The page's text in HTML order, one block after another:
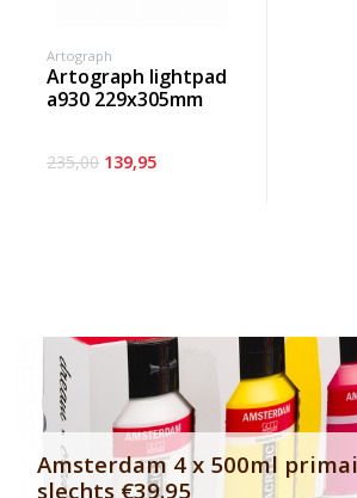
Artograph
artograph lightpad
a930 229x305mm
235,00 139,95
Banner row 2
Amsterdam 4 x 500ml primair set nu
slechts €39.95